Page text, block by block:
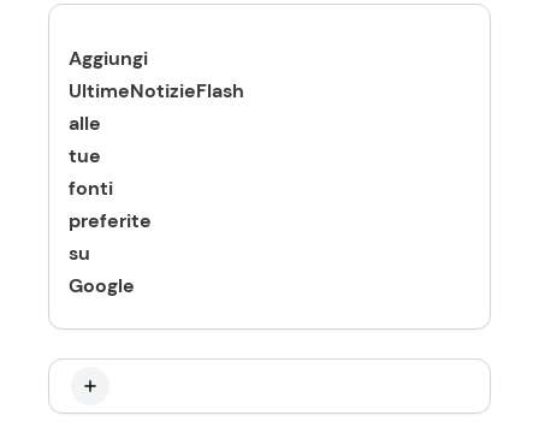
Aggiungi
UltimeNotizieFlash
alle
tue
fonti
preferite
su
Google